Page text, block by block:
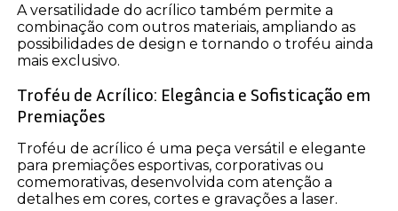
A versatilidade do acrílico também permite a
combinação com outros materiais, ampliando as
possibilidades de design e tornando o troféu ainda
mais exclusivo.
Troféu de Acrílico: Elegância e Sofisticação em
Premiações
Troféu de acrílico é uma peça versátil e elegante
para premiações esportivas, corporativas ou
comemorativas, desenvolvida com atenção a
detalhes em cores, cortes e gravações a laser.